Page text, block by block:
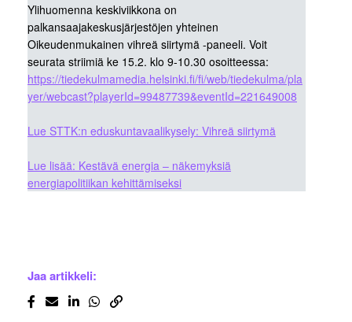
Ylihuomenna keskiviikkona on
palkansaajakeskusjärjestöjen yhteinen
Oikeudenmukainen vihreä siirtymä -paneeli. Voit
seurata striimiä ke 15.2. klo 9-10.30 osoitteessa:
https://tiedekulmamedia.helsinki.fi/fi/web/tiedekulma/pla
yer/webcast?playerId=99487739&eventId=221649008
Lue STTK:n eduskuntavaalikysely: Vihreä siirtymä
Lue lisää: Kestävä energia – näkemyksiä
energiapolitiikan kehittämiseksi
Jaa artikkeli: